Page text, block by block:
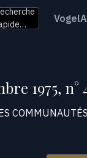
1975, n°
COMMUNAUTÉS